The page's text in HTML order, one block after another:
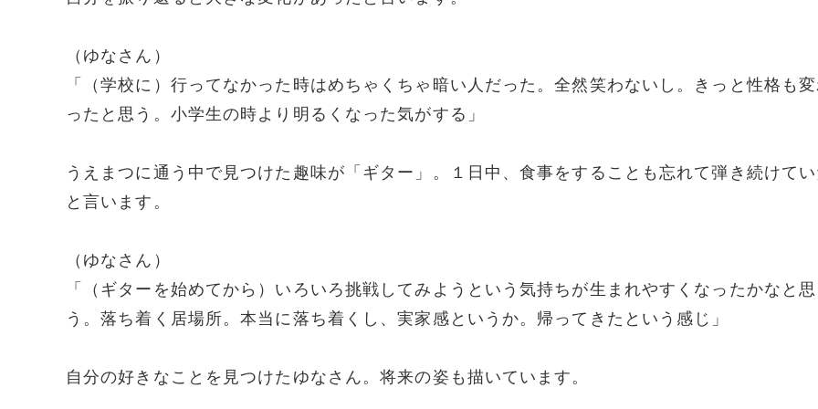
（ゆなさん）
「（学校に）行ってなかった時はめちゃくちゃ暗い人だった。全然笑わないし。きっと性格も
ったと思う。小学生の時より明るくなった気がする」
うえまつに通う中で見つけた趣味が「ギター」。１日中、食事をすることも忘れて弾き続けて
と言います。
（ゆなさん）
「（ギターを始めてから）いろいろ挑戦してみようという気持ちが生まれやすくなったかなと思
う。落ち着く居場所。本当に落ち着くし、実家感というか。帰ってきたという感じ」
自分の好きなことを見つけたゆなさん。将来の姿も描いています。